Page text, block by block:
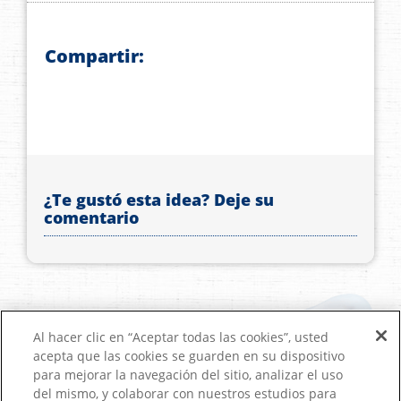
Compartir:
¿Te gustó esta idea? Deje su
comentario
Al hacer clic en “Aceptar todas las cookies”, usted
acepta que las cookies se guarden en su dispositivo
para mejorar la navegación del sitio, analizar el uso
del mismo, y colaborar con nuestros estudios para